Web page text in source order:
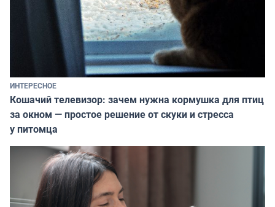
ИНТЕРЕСНОЕ
Кошачий телевизор: зачем нужна кормушка для птиц
за окном — простое решение от скуки и стресса
у питомца